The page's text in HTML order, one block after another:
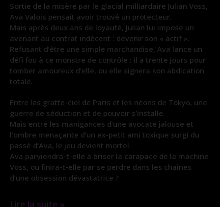
Sortie de la misère par le glacial milliardaire Julian Voss,
Ava Valois pensait avoir trouvé un protecteur.
Mais après deux ans de loyauté, Julian lui impose un
avenant au contrat indécent : devenir son « actif ».
Refusant d’être une simple marchandise, Ava lance un
défi fou à ce monstre de contrôle : il a trente jours pour
tomber amoureux d’elle, ou elle signera son abdication
totale.
Entre les gratte-ciel de Paris et les néons de Tokyo, une
guerre de séduction et de pouvoir s’installe.
Mais entre les manigances d’une avocate jalouse et
l’ombre menaçante d’un ex-petit ami toxique surgi du
passé d’Ava, le jeu devient mortel.
Ava parviendra-t-elle à briser la carapace de la machine
Voss, ou finira-t-elle par se perdre dans les chaînes
d’une obsession dévastatrice ?
Lire la suite »